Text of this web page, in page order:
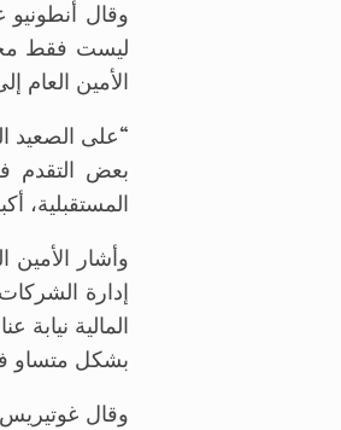
وقال
الأمين العام
بعض التقدم
المستقبلية،
وأشار الأمين
المالية
بشكل متساو
وقال